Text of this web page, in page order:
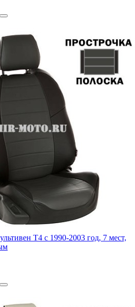
Т4 с 1990-2003 год, 7 мест,